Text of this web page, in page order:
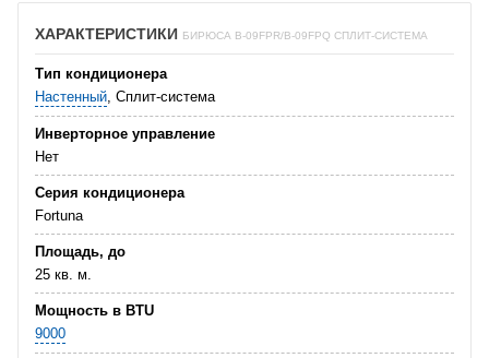
ХАРАКТЕРИСТИКИ БИРЮСА B-09FPR/B-09FPQ СПЛИТ-СИСТЕМА
Тип кондиционера
Настенный , Сплит-система
Инверторное управление
Нет
Серия кондиционера
Fortuna
Площадь, до
25 кв. м.
Мощность в BTU
9000